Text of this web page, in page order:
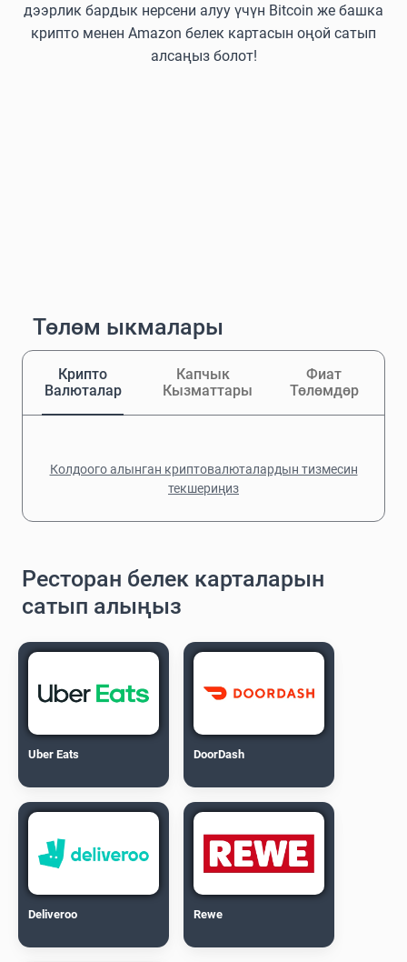
дээрлик бардык нерсени алуу үчүн Bitcoin же башка
крипто менен Amazon белек картасын оңой сатып
алсаңыз болот!
Төлөм ыкмалары
Крипто
Валюталар
Капчык
Кызматтары
Фиат
Төлөмдөр
Колдоого алынган криптовалюталардын тизмесин
текшериңиз
Ресторан белек карталарын
сатып алыңыз
Uber Eats DoorDash
Deliveroo Rewe